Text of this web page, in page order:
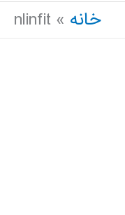
خانه nlinfit